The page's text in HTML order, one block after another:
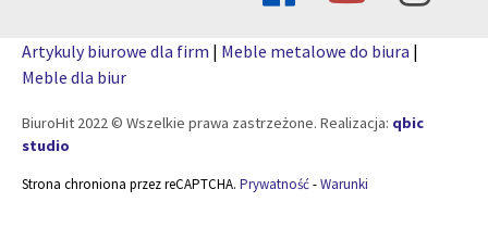
Artykuly biurowe dla firm | Meble metalowe do biura |
Meble dla biur
BiuroHit 2022 © Wszelkie prawa zastrzeżone. Realizacja: qbic
studio
Strona chroniona przez reCAPTCHA. Prywatność-Warunki